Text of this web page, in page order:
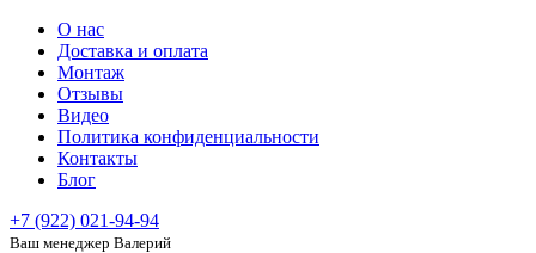
О нас
Доставка и оплата
Монтаж
Отзывы
Видео
Политика конфиденциальности
Контакты
Блог
+7 (922) 021-94-94
Ваш менеджер Валерий